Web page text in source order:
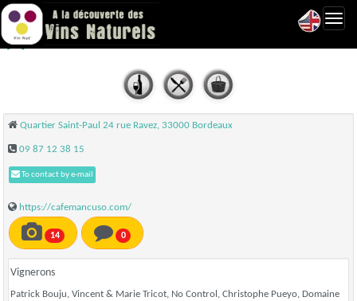
Cafe Mancuso - Bordeaux
Quartier Saint-Paul 24 rue Ravez, 33000 Bordeaux
09 87 12 38 15
To contact by e-mail
https://cafemancuso.com/
14 0
Vignerons
Patrick Bouju, Vincent & Marie Tricot, No Control, Christophe Pueyo, Domaine